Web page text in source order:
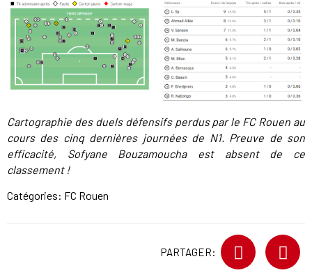
Cartographie des duels défensifs perdus par le FC Rouen au
cours des cinq dernières journées de N1. Preuve de son
efficacité, Sofyane Bouzamoucha est absent de ce
classement !
Catégories: FC Rouen
PARTAGER: